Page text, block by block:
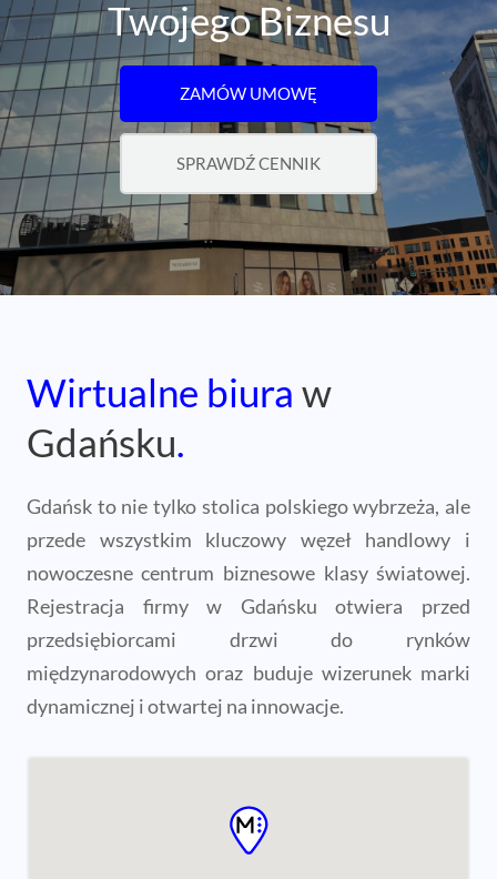
Twojego Biznesu
ZAMÓW UMOWĘ
SPRAWDŹ CENNIK
Wirtualne biura w
Gdańsku.
Gdańsk to nie tylko stolica polskiego wybrzeża, ale
przede wszystkim kluczowy węzeł handlowy i
nowoczesne centrum biznesowe klasy światowej.
Rejestracja firmy w Gdańsku otwiera przed
przedsiębiorcami drzwi do rynków
międzynarodowych oraz buduje wizerunek marki
dynamicznej i otwartej na innowacje.